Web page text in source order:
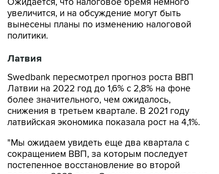
увеличится, и на обсуждение могут быть
вынесены планы по изменению налоговой
политики.
Латвия
Swedbank пересмотрел прогноз роста ВВП
Латвии на 2022 год до 1,6% с 2,8% на фоне
более значительного, чем ожидалось,
снижения в третьем квартале. В 2021 году
латвийская экономика показала рост на 4,1%.
"Мы ожидаем увидеть еще два квартала с
сокращением ВВП, за которым последует
постепенное восстановление во второй